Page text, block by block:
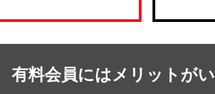
有料会員にはメリットが